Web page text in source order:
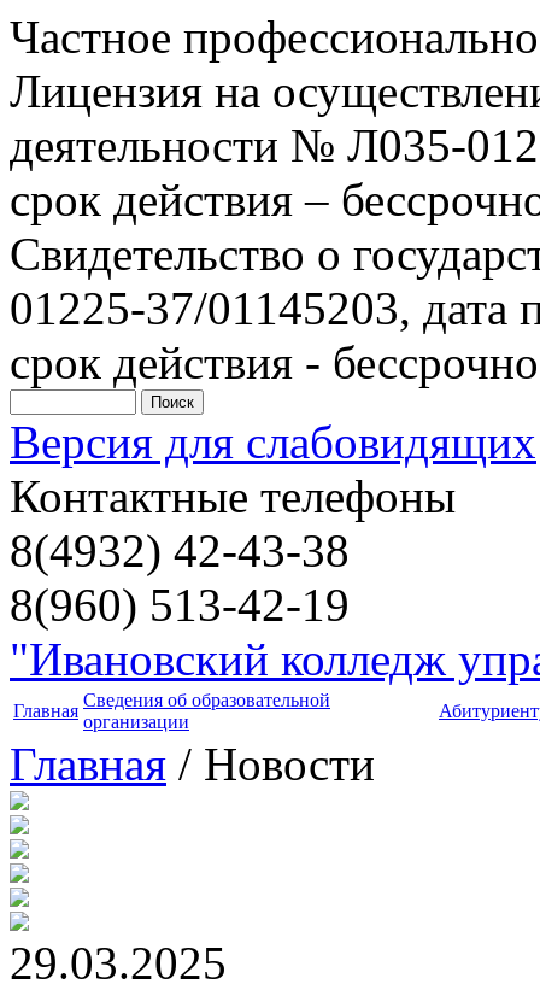
Частное
Лицензия на
деятельности № Л035-
срок действия –
Свидетельство о
01225-37/01145203, дата
срок действия - бессрочно
Версия для слабовидящих
Контактные телефоны
8(4932) 42-43-38
8(960) 513-42-19
"Ивановский колледж
Главная
Сведения об образовательной
организации
Главная / Новости
29.03.2025